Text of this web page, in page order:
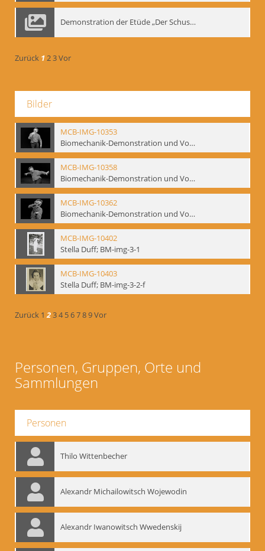
Demonstration der Etüde „Der Schuss mit dem Bogen“ durch Gennadij Nikolajewitsch Bogdanow, Berlin 1991
Zurück 123Vor
Bilder
MCB-IMG-10353
Biomechanik-Demonstration und Vortrag, Berliner Ensemble, 04.10.1991
MCB-IMG-10358
Biomechanik-Demonstration und Vortrag, Berliner Ensemble, 04.10.1991
MCB-IMG-10362
Biomechanik-Demonstration und Vortrag, Berliner Ensemble, 04.10.1991
MCB-IMG-10402
Stella Duff; BM-img-3-1
MCB-IMG-10403
Stella Duff; BM-img-3-2-f
Zurück 1 234 56789Vor
Personen, Gruppen, Orte und
Sammlungen
Personen
Thilo Wittenbecher
Alexandr Michailowitsch Wojewodin
Alexandr Iwanowitsch Wwedenskij